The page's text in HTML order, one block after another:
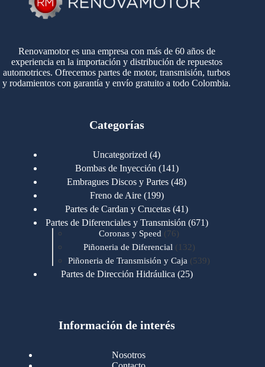
Renovamotor es una empresa con más de 60 años de
experiencia en la importación y distribución de repuestos
automotrices. Ofrecemos partes de motor, transmisión, turbos
y rodamientos con garantía y envío gratuito a todo Colombia.
Categorías
Uncategorized 44
productos
Bombas de Inyección 141141
productos
Embragues Discos y Partes 4848
Freno de Aire 199199
productos
Partes de Cardan y Crucetas 4141
productos
Partes de Diferenciales y Transmisión 671671
Coronas y Speed 7676
productos
Piñoneria de Diferencial 132 132
productos
Piñoneria de Transmisión y Caja 539539
Partes de Dirección Hidráulica 2525
Motores Cummins 723
Cummins B/C 855
Información de interés
Nosotros